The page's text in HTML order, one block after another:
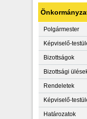
Polgármester
Képviselő-
Bizottságok
Bizottsági
Rendeletek
Képviselő-
Határozatok